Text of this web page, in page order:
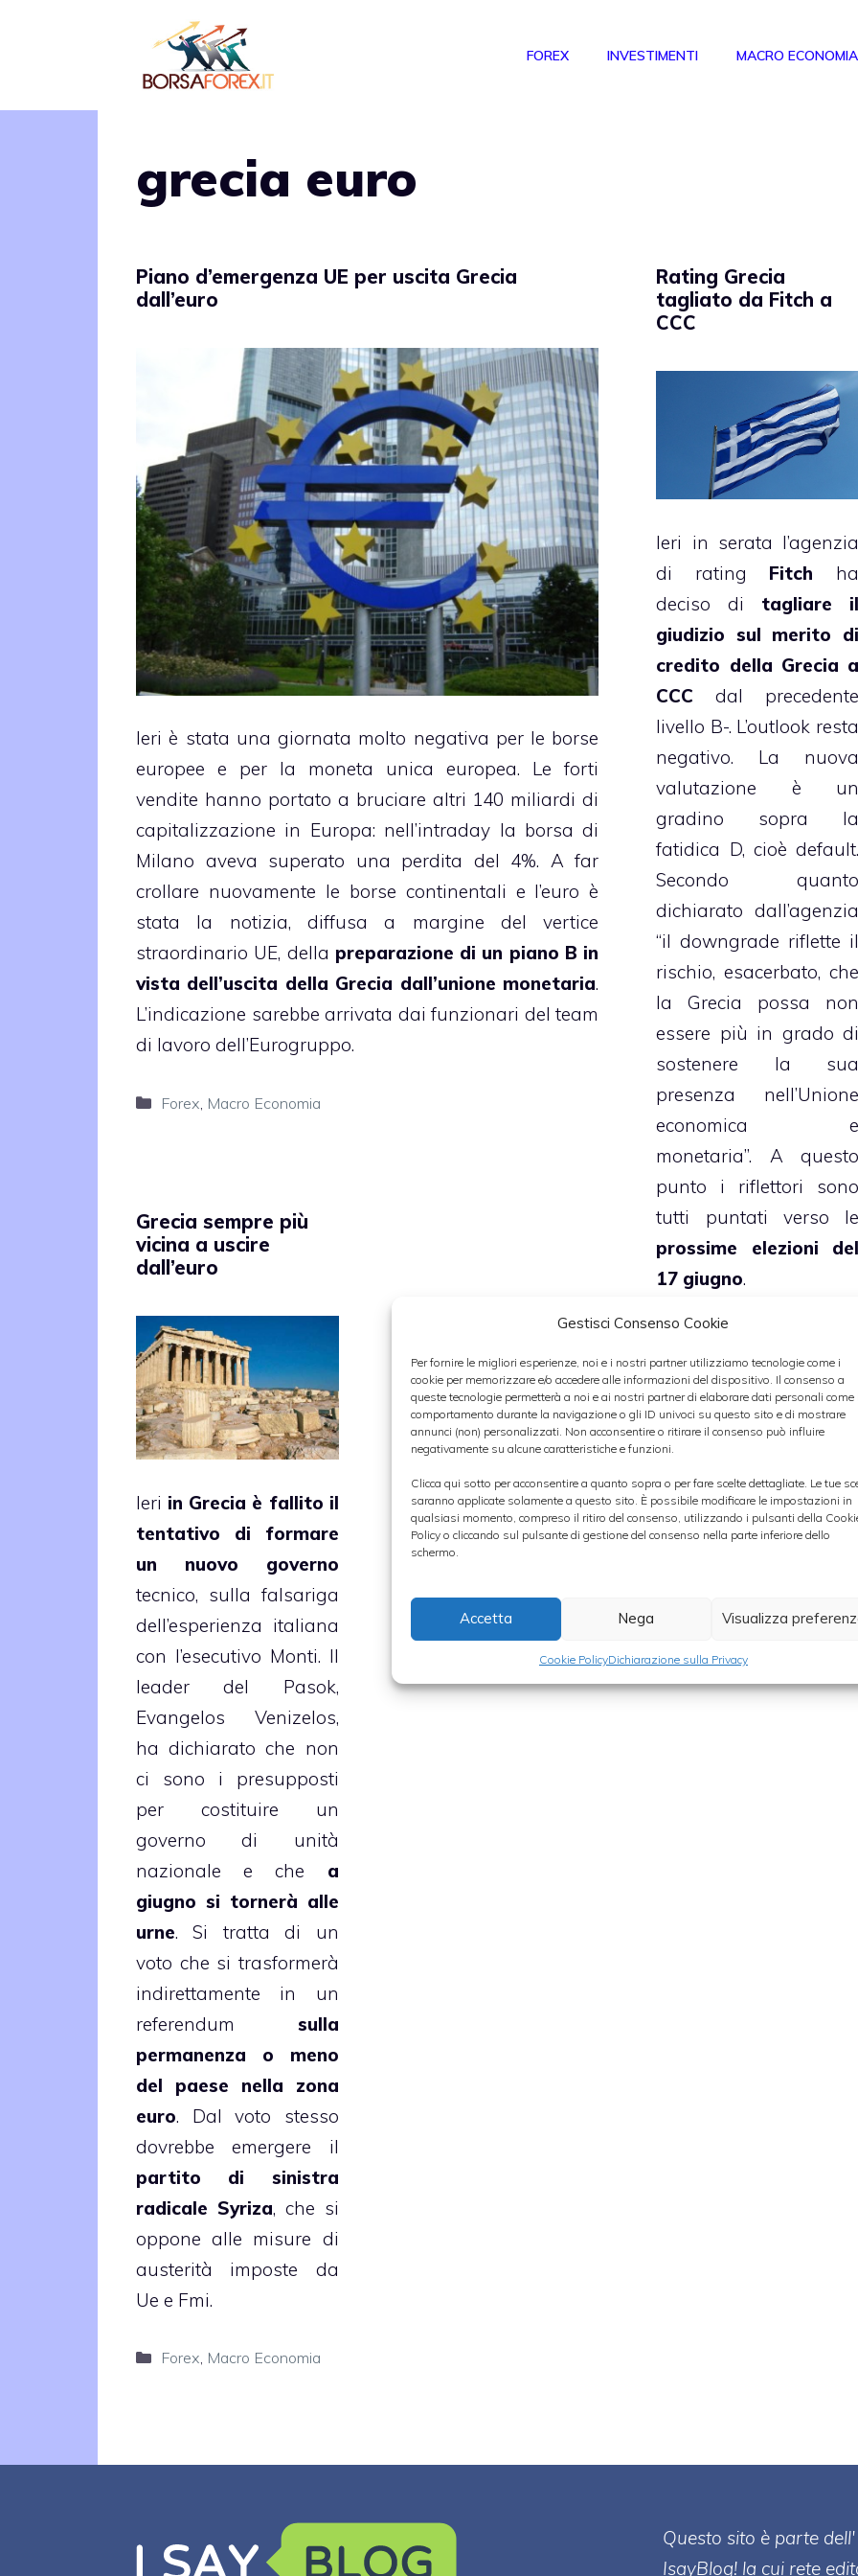
Gestisci Consenso Cookie
Per fornire le migliori esperienze, noi e i nostri partner utilizziamo tecnologie come i
cookie per memorizzare e/o accedere alle informazioni del dispositivo. Il consenso a
queste tecnologie permetterà a noi e ai nostri partner di elaborare dati personali come
comportamento durante la navigazione o gli ID univoci su questo sito e di mostrare
annunci (non) personalizzati. Non acconsentire o ritirare il consenso può influire
negativamente su alcune caratteristiche e funzioni.
Clicca qui sotto per acconsentire a quanto sopra o per fare scelte dettagliate. Le tue
saranno applicate solamente a questo sito. È possibile modificare le impostazioni in
qualsiasi momento, compreso il ritiro del consenso, utilizzando i pulsanti della
Policy o cliccando sul pulsante di gestione del consenso nella parte inferiore dello
schermo.
Accetta Nega Visualizza
Cookie PolicyDichiarazione sulla Privacy
FOREX INVESTIMENTI MACRO ECONOMIA
grecia euro
Piano d’emergenza UE per uscita Grecia
dall’euro
Ieri è stata una giornata molto negativa per le borse
europee e per la moneta unica europea. Le forti
vendite hanno portato a bruciare altri 140 miliardi di
capitalizzazione in Europa: nell’intraday la borsa di
Milano aveva superato una perdita del 4%. A far
crollare nuovamente le borse continentali e l’euro è
stata la notizia, diffusa a margine del vertice
straordinario UE, della preparazione di un piano B in
vista dell’uscita della Grecia dall’unione monetaria.
L’indicazione sarebbe arrivata dai funzionari del team
di lavoro dell’Eurogruppo.
Categorie
Forex Macro Economia
Rating Grecia
tagliato da Fitch a
CCC
Ieri in serata l’agenzia
di rating Fitch ha
deciso di tagliare il
giudizio sul merito di
credito della Grecia a
CCCdal precedente
livello B-. L’outlook resta
negativo. La nuova
valutazione è un
gradino sopra la
fatidica D, cioè default.
Secondo quanto
dichiarato dall’agenzia
“il downgrade riflette il
rischio, esacerbato, che
la Grecia possa non
essere più in grado di
sostenere la sua
presenza nell’Unione
economica e
monetaria”. A questo
punto i riflettori sono
tutti puntati verso le
prossime elezioni del
17 giugno.
Categorie
Grecia sempre più
vicina a uscire
dall’euro
Ieri in Grecia è fallito il
tentativo di formare
un nuovo governo
tecnico, sulla falsariga
dell’esperienza italiana
con l’esecutivo Monti. Il
leader del Pasok,
Evangelos Venizelos,
ha dichiarato che non
ci sono i presupposti
per costituire un
governo di unità
nazionale e che a
giugno si tornerà alle
urne. Si tratta di un
voto che si trasformerà
indirettamente in un
referendum sulla
permanenza o meno
del paese nella zona
euro. Dal voto stesso
dovrebbe emergere il
partito di sinistra
radicale Syriza, che si
oppone alle misure di
austerità imposte da
Ue e Fmi.
Categorie
Forex, Macro Economia
Questo sito è parte
IsayBlog! la cui rete